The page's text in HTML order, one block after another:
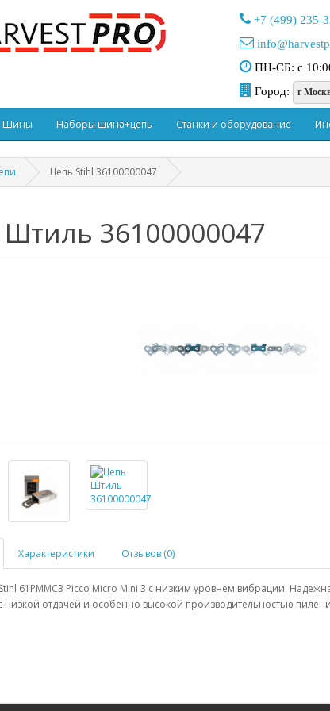
+7 (499) 235-
ПН-СБ: с
Город:
г
Шины Наборы шина+цепь Станки и оборудование
Цепь Stihl 36100000047
36100000047
Характеристики Отзывов (0)
61PMMC3 Picco Micro Mini 3 с низким уровнем вибрации.
низкой отдачей и особенно высокой производительностью